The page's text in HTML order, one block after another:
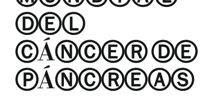
BUSCAR:
ⒹⒺⓁ
ⒸÁⓃⒸⒺⓇ ⒹⒺ
ⓅÁⓃⒸⓇⒺⒶⓈ